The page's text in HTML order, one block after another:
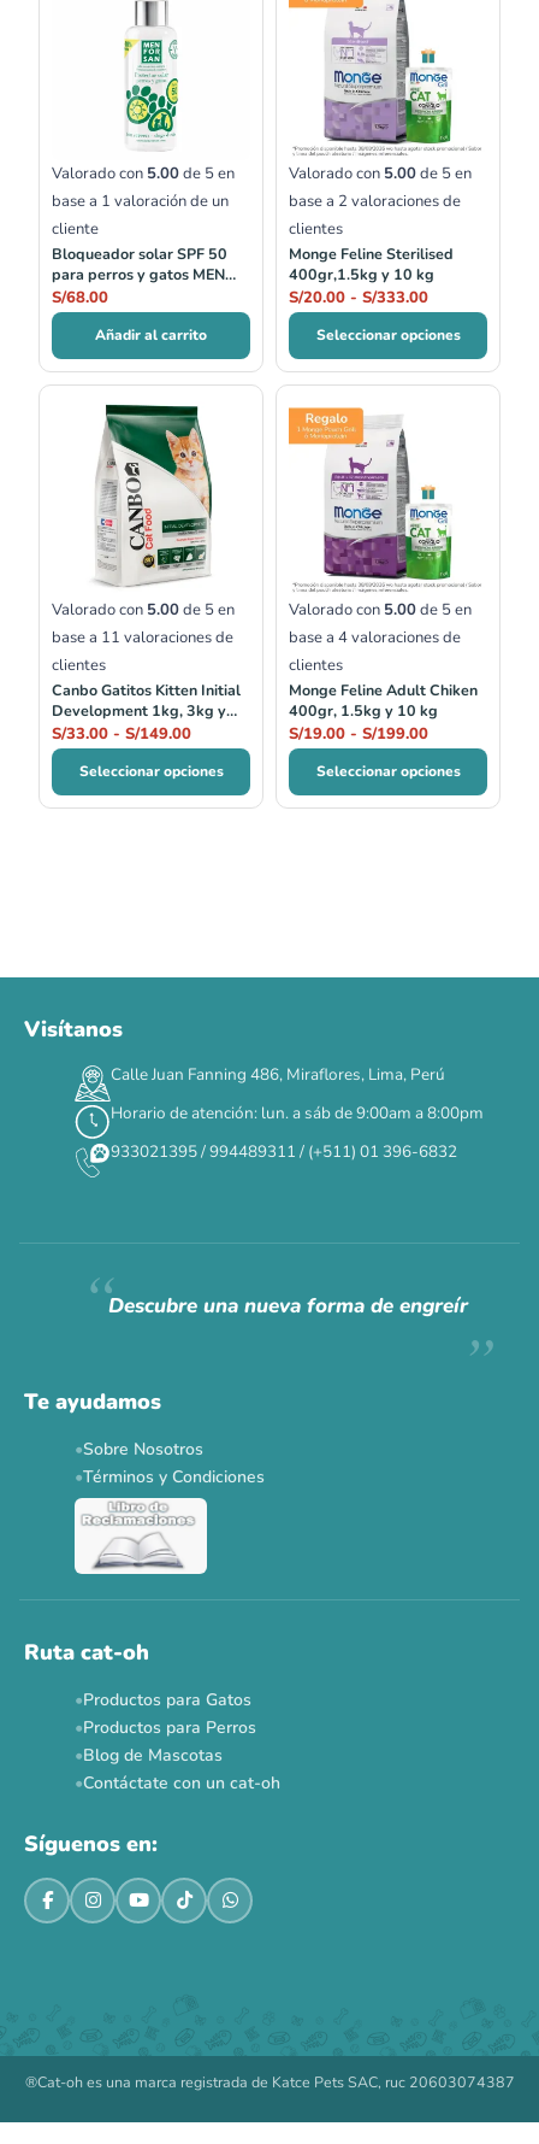
Valorado con 5.00de 5 en
base a 1 valoración de un
cliente
Bloqueador solar SPF 50
para perros y gatos MEN
FOR SAN
S/68.00
Añadir al carrito
Valorado con 5.00de 5 en
base a 2 valoraciones de
clientes
Monge Feline Sterilised
400gr,1.5kg y 10 kg
S/20.00 - S/333.00
desde
S/20.00
hasta
S/333.00
Seleccionar opciones
Valorado con 5.00de 5 en
base a 11 valoraciones de
clientes
Canbo Gatitos Kitten Initial
Development 1kg, 3kg y
7kg
S/33.00 - S/149.00
de
precios:
desde
S/33.00
hasta
S/149.00
Seleccionar opciones
Valorado con 5.00de 5 en
base a 4valoraciones de
clientes
Monge Feline Adult Chiken
400gr, 1.5kg y 10 kg
S/19.00 - S/199.00
desde
S/19.00
hasta
S/199.00
Seleccionar opciones
Visítanos
Calle Juan Fanning 486, Miraflores, Lima, Perú
Horario de atención: lun. a sáb de 9:00am a 8:00pm
933021395 / 994489311 / (+511) 01 396-6832
Descubre una nueva forma de engreír
Te ayudamos
Sobre Nosotros
Términos y Condiciones
Ruta cat-oh
Productos para Gatos
Productos para Perros
Blog de Mascotas
Contáctate con un cat-oh
Síguenos en:
®Cat-oh es una marca registrada de Katce Pets SAC, ruc 20603074387